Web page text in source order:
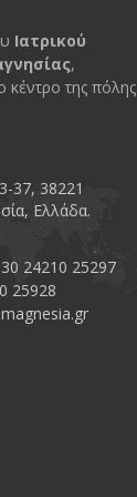
Ιατρικού
,
κέντρο της πόλης
37, 38221
Ελλάδα.
24210 25297
25928